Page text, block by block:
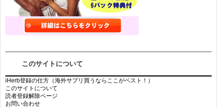
このサイトについて
iHerb登録の仕方（海外サプリ買うならここがベスト！）
このサイトについて
読者登録解除ページ
お問い合わせ